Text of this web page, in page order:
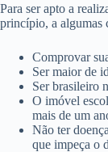
Para ser apto a
princípio, a algumas
Comprovar
Ser maior de
Ser brasileiro
O imóvel
mais de um
Não ter
que impeça o